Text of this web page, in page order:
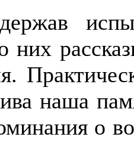
них
наша
о